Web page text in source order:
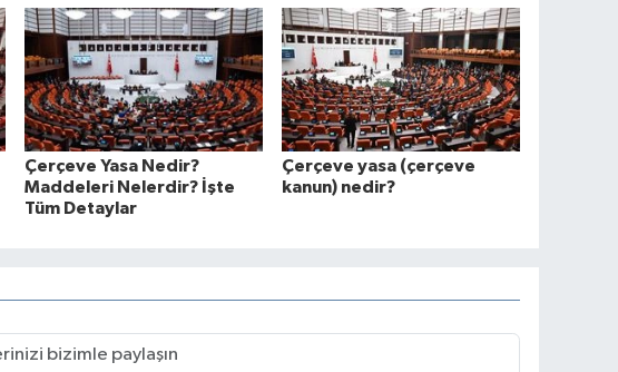
Çerçeve Yasa Nedir?
Maddeleri Nelerdir? İşte
Tüm Detaylar
Çerçeve yasa (çerçeve
kanun) nedir?